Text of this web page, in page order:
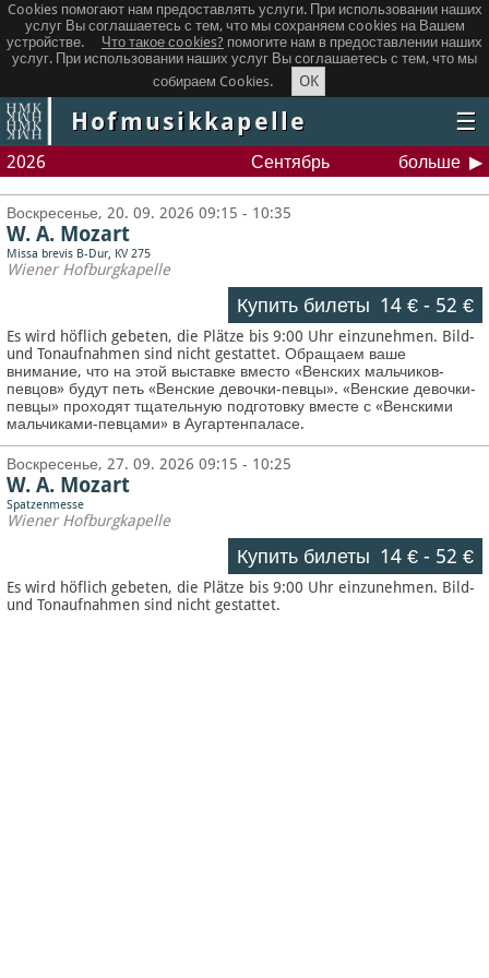
Cookies помогают нам предоставлять услуги. При использовании наших
услуг Вы соглашаетесь с тем, что мы сохраняем сookies на Вашем
устройстве.
Что такое сookies? помогите нам в предоставлении наших
услуг. При использовании наших услуг Вы соглашаетесь с тем, что мы
собираем Cookies.
OK
Hofmusikkapelle ☰
2026 Сентябрь больше
Воскресенье, 20. 09. 2026 09:15 - 10:35
W. A. Mozart
Missa brevis B-Dur, KV 275
Wiener Hofburgkapelle
Купить билеты 14 €- 52 €
Es wird höflich gebeten, die Plätze bis 9:00 Uhr einzunehmen. Bild-
und Tonaufnahmen sind nicht gestattet.Обращаем ваше
внимание, что на этой выставке вместо «Венских мальчиков-
певцов» будут петь «Венские девочки-певцы». «Венские девочки-
певцы» проходят тщательную подготовку вместе с «Венскими
мальчиками-певцами» в Аугартенпаласе.
Воскресенье, 27. 09. 2026 09:15 - 10:25
W. A. Mozart
Spatzenmesse
Wiener Hofburgkapelle
Купить билеты 14 €- 52 €
Es wird höflich gebeten, die Plätze bis 9:00 Uhr einzunehmen. Bild-
und Tonaufnahmen sind nicht gestattet.